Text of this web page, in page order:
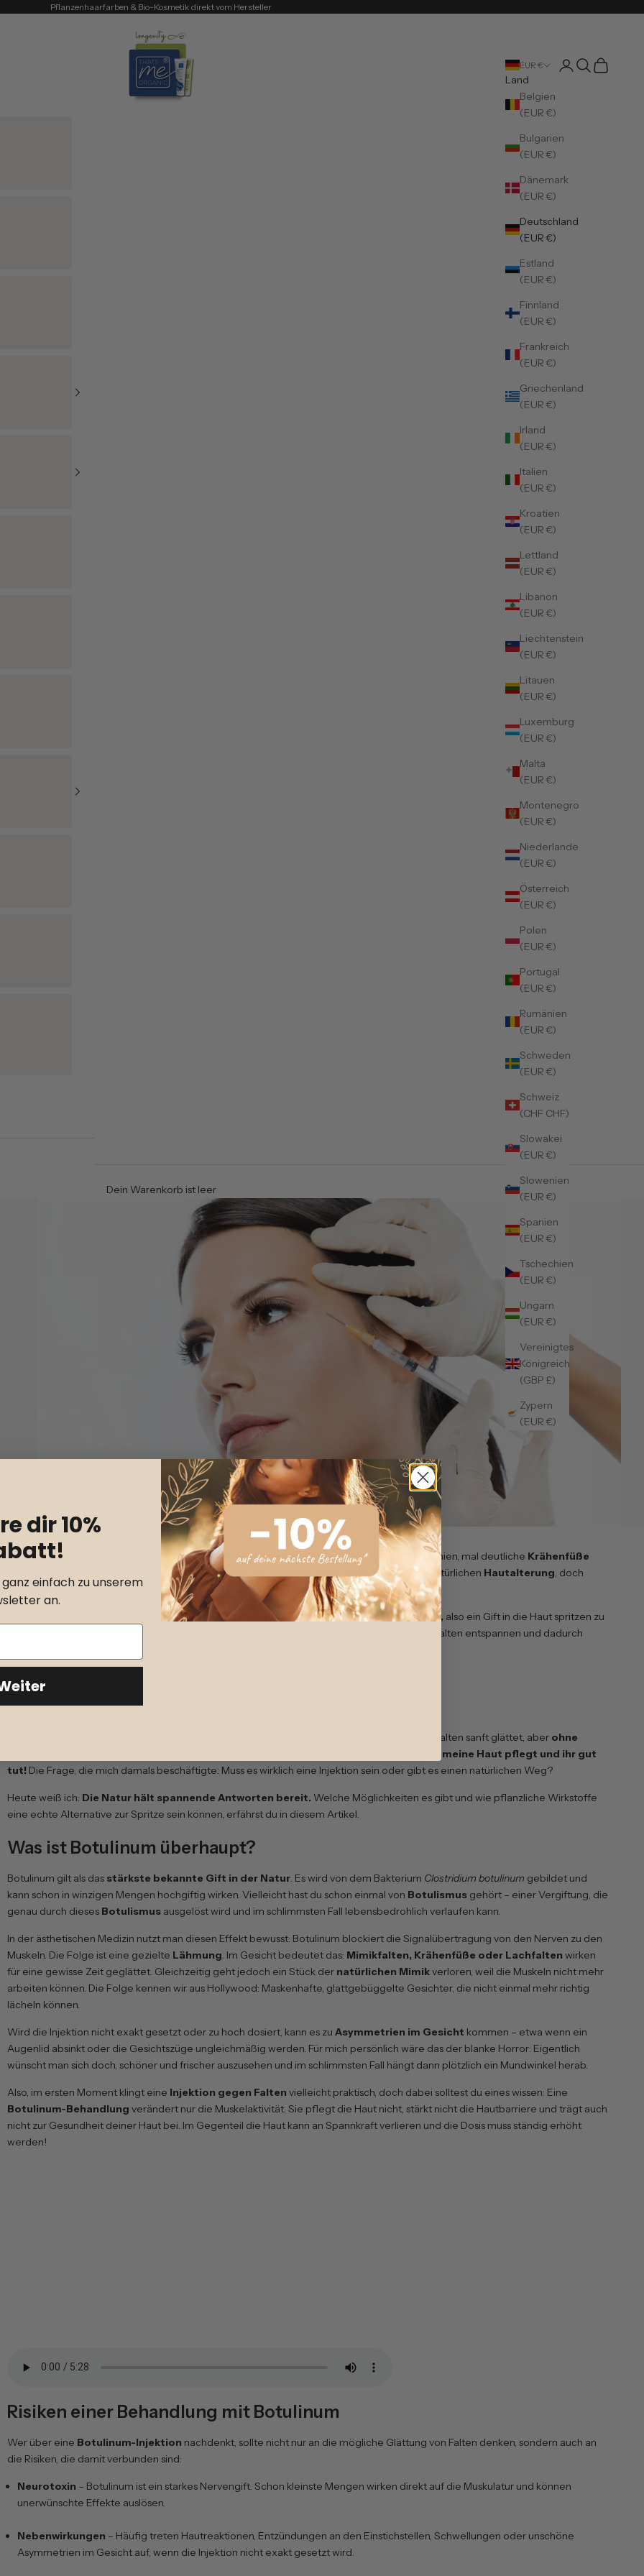
Pflanzenhaarfarben & Bio-Kosmetik direkt vom Hersteller
Thats me Organic®
EUR €
Land
Belgien
(EUR €)
Bulgarien
(EUR €)
Dänemark
(EUR €)
Deutschland
(EUR €)
Estland
(EUR €)
Finnland
(EUR €)
Frankreich
(EUR €)
Griechenland
(EUR €)
Irland
(EUR €)
Italien
(EUR €)
Kroatien
(EUR €)
Lettland
(EUR €)
Libanon
(EUR €)
Liechtenstein
(EUR €)
Litauen
(EUR €)
Luxemburg
(EUR €)
Malta
(EUR €)
Montenegro
(EUR €)
Niederlande
(EUR €)
Österreich
(EUR €)
Polen
(EUR €)
Portugal
(EUR €)
Rumänien
(EUR €)
Schweden
(EUR €)
Schweiz
(CHF CHF)
Slowakei
(EUR €)
Slowenien
(EUR €)
Spanien
(EUR €)
Tschechien
(EUR €)
Ungarn
(EUR €)
Vereinigtes
Königreich
(GBP £)
Zypern
(EUR €)
Suche öffnen
Dein Warenkorb ist leer
Vielleicht hast du sie auch schon bemerkt: die erstenFalten im Gesicht. Mal sind es feine Linien, mal deutliche Krähenfüße
, die plötzlich sichtbar werden. Solche Veränderungen gehören zwar zur natürlichen Hautalterung, doch
wünschen wir uns nicht alle, dass die Haut möglichst lange glatt und frisch aussieht?
Botulinum-Injektion . Aber die Vorstellung, einNeurotoxin, also ein Gift in die Haut spritzen zu
lassen, sorgt bei vielen für ein ungutes Gefühl. Bei mir natürlich auch! Die Wirkung mag zwar Falten entspannen und dadurch
Wie hoch sind die Risiken?
Was passiert, wenn die Behandlung schiefgeht?
Und gibt es nicht doch eine andere Möglichkeit?
. Ich wollte etwas finden, das Falten sanft glättet, aber ohne
ohne die damit verbundenen Risiken und was gleichzeitig meine Haut pflegt und ihr gut
tut! Die Frage, die mich damals beschäftigte: Muss es wirklich eine Injektion sein oder gibt es einen natürlichen Weg?
Heute weiß ich: Die Natur hält spannende Antworten bereit. Welche Möglichkeiten es gibt und wie pflanzliche Wirkstoffe
eine echte Alternative zur Spritze sein können, erfährst du in diesem Artikel.
Was ist Botulinum überhaupt?
Botulinum gilt als das stärkste bekannte Gift in der Natur. Es wird von dem Bakterium Clostridium botulinum gebildet und
kann schon in winzigen Mengen hochgiftig wirken. Vielleicht hast du schon einmal von Botulismus gehört – einer Vergiftung, die
genau durch dieses Botulismus ausgelöst wird und im schlimmsten Fall lebensbedrohlich verlaufen kann.
In der ästhetischen Medizin nutzt man diesen Effekt bewusst: Botulinum blockiert die Signalübertragung von den Nerven zu den
Muskeln. Die Folge ist eine gezielte Lähmung. Im Gesicht bedeutet das: Mimikfalten, Krähenfüße oder Lachfalten wirken
für eine gewisse Zeit geglättet. Gleichzeitig geht jedoch ein Stück der natürlichen Mimikverloren, weil die Muskeln nicht mehr
arbeiten können. Die Folge kennen wir aus Hollywood: Maskenhafte, glattgebüggelte Gesichter, die nicht einmal mehr richtig
lächeln können.
Wird die Injektion nicht exakt gesetzt oder zu hoch dosiert, kann es zu Asymmetrien im Gesicht kommen – etwa wenn ein
Augenlid absinkt oder die Gesichtszüge ungleichmäßig werden. Für mich persönlich wäre das der blanke Horror: Eigentlich
wünscht man sich doch, schöner und frischer auszusehen und im schlimmsten Fall hängt dann plötzlich ein Mundwinkel herab.
Also, im ersten Moment klingt eine Injektion gegen Falten vielleicht praktisch, doch dabei solltest du eines wissen: Eine
Botulinum-Behandlung verändert nur die Muskelaktivität. Sie pflegt die Haut nicht, stärkt nicht die Hautbarriere und trägt auch
nicht zur Gesundheit deiner Haut bei. Im Gegenteil die Haut kann an Spannkraft verlieren und die Dosis muss ständig erhöht
werden!
Risiken einer Behandlung mit Botulinum
Wer über eine Botulinum-Injektion nachdenkt, sollte nicht nur an die mögliche Glättung von Falten denken, sondern auch an
die Risiken, die damit verbunden sind:
Neurotoxin – Botulinum ist ein starkes Nervengift. Schon kleinste Mengen wirken direkt auf die Muskulatur und können
unerwünschte Effekte auslösen.
Nebenwirkungen – Häufig treten Hautreaktionen, Entzündungen an den Einstichstellen, Schwellungen oder unschöne
Asymmetrien im Gesicht auf, wenn die Injektion nicht exakt gesetzt wird.
dir 10%
einfach zu unserem
an.